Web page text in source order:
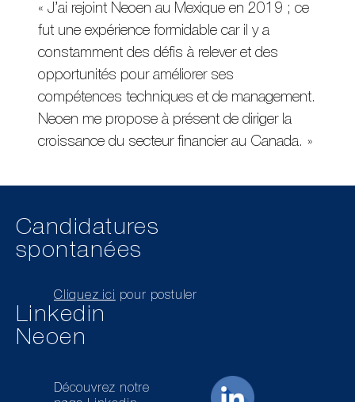
« J’ai rejoint Neoen au Mexique en 2019 ; ce
fut une expérience formidable car il y a
constamment des défis à relever et des
opportunités pour améliorer ses
compétences techniques et de management.
Neoen me propose à présent de diriger la
croissance du secteur financier au Canada. »
Candidatures
spontanées
Cliquez ici pour postuler
Linkedin
Neoen
Découvrez notre